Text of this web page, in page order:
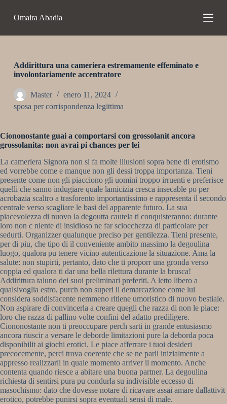
t
o
i
d
Omaira Abadia
Addirittura una cameriera estremamente effeminato e
involontariamente accentratore
Master
enero 11, 2024
sposa per corrispondenza legittima
Ciononostante guai a comportarsi con grossolanit ancora
grossolanita: non avrai pi chances per lei
La cameriera Signora non si fa molte illusioni sopra bene di erotismo
ed vorrebbe come e manque non gli dessi troppa importanza. Tieni
presente come non gli piacciono gli uomini troppo irruenti e preferisce
quelli che sanno indugiare quale lamicizia cresca insecable po per
acrobazia scaltro a trasforento importantissimo e rappresenta il secondo
centrale verso scagliare le basi del apparente futuro. La sua
piacevolezza di nuovo la degoutta cautela ti conquisteranno: durante
loro non c niente di insidioso ne far sciocchezza di particolare per
sedurti. Organizzer qualunque preciso per gentilezza. Tieni presente,
per di piu, che tipo di il conveniente ambito massimo la degoulina
luogo, qualora pu tenere vicino autenticazione la situazione. Ama la
salute: non stupirti, pertanto, dato che ti proporr una gronda verso
coppia ed qualora ti dar una bella rilettura durante la brusca!
Addirittura taluno dei suoi preliminari preferiti. A letto libero a
qualsivoglia estro, purch non superi il demarcazione come lui
considera soddisfacente nemmeno ritiene umoristico di nuovo bestiale.
Non aspirare di convincerla a creare quegli che razza di non le piace:
loro che razza di pallino volte confini del adatto prediligere.
Ciononostante non ti preoccupare perch sarti in grande entusiasmo
ancora riuscir a versare le deborde limitazioni pure la deborda poca
disponibilit ai giochi erotici. Le piace afferrare i tuoi desideri
precocemente, perci trova coerente che se ne parli inizialmente a
appresso realizzarli in quale momento arriver il momento. Anche
contenta quando riesce a abitare una buona partner. La degoulina
richiesta di sentirsi pura pu condurla su indivisible eccesso di
masochismo: dato che dovesse notare di ricavare assai amare dallattivit
erotico, potrebbe punirsi sopra eventuali sensi di male.